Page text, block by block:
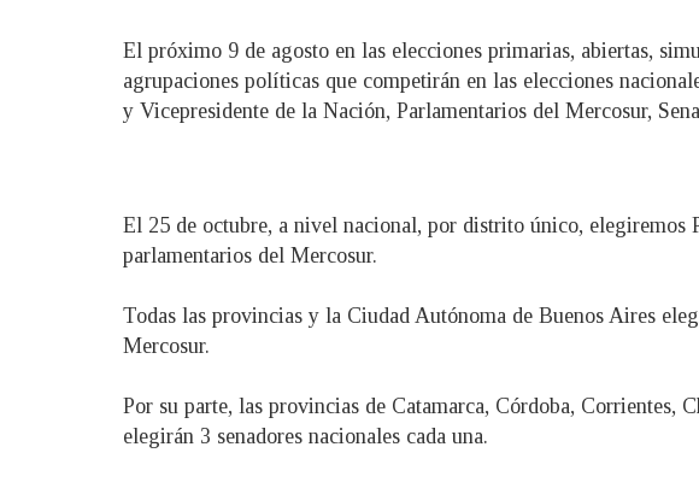
El próximo 9 de agosto en las elecciones primarias, abiertas,
agrupaciones políticas que competirán en las elecciones
y Vicepresidente de la Nación, Parlamentarios del Mercosur,
El 25 de octubre, a nivel nacional, por distrito único, elegiremos
parlamentarios del Mercosur.
Todas las provincias y la Ciudad Autónoma de Buenos Aires
Mercosur.
Por su parte, las provincias de Catamarca, Córdoba, Corrientes,
elegirán 3 senadores nacionales cada una.